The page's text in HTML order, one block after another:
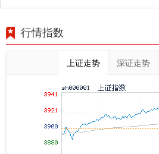
行情指数
上证走势 深证走势